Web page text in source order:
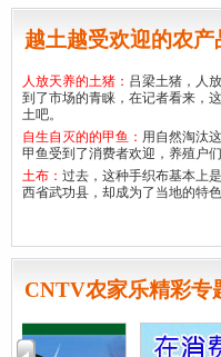
越土越受欢迎的农产
人放天养的土猪： 吕梁土猪，人
到了市场的青睐，在记者看来，
土吧。
自生自灭的的甲鱼： 用自然淘汰
甲鱼受到了消费者欢迎，养殖户们
土布： 过去，这种手织布基本上
西省武功县，却成为了当地的特色
CNTV农家乐精彩专